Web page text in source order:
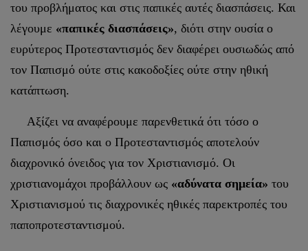
του προβλήματος και στις παπικές αυτές διασπάσεις. Και
λέγουμε «παπικές διασπάσεις», διότι στην ουσία ο
ευρύτερος Προτεσταντισμός δεν διαφέρει ουσιωδώς από
τον Παπισμό ούτε στις κακοδοξίες ούτε στην ηθική
κατάπτωση.
Αξίζει να αναφέρουμε παρενθετικά ότι τόσο ο
Παπισμός όσο και ο Προτεσταντισμός αποτελούν
διαχρονικό όνειδος για τον Χριστιανισμό. Οι
χριστιανομάχοι προβάλλουν ως «αδύνατα σημεία» του
Χριστιανισμού τις διαχρονικές ηθικές παρεκτροπές του
παποπροτεσταντισμού.